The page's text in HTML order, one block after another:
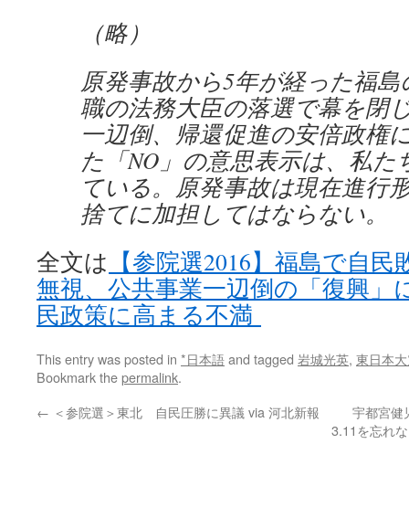
（略）
原発事故から5年が経った福
職の法務大臣の落選で幕を閉
一辺倒、帰還促進の安倍政権
た「NO」の意思表示は、私た
ている。原発事故は現在進行
捨てに加担してはならない。
全文は 【参院選2016】福島で自
無視、公共事業一辺倒の「復興」
民政策に高まる不満
This entry was posted in *日本語and tagged 岩城光英, 東日本
Bookmark thepermalink.
← ＜参院選＞東北 自民圧勝に異議 via 河北新報
宇都宮健
3.11を忘れ